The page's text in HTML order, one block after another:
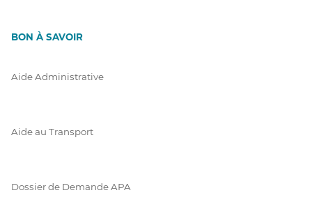
BON À SAVOIR
Aide Administrative
Aide au Transport
Dossier de Demande APA